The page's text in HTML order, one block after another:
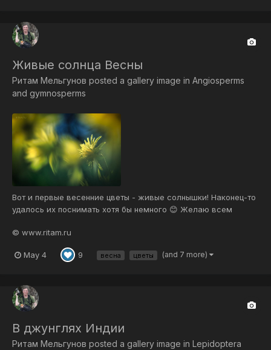
Живые солнца Весны
Ритам Мельгунов posted a gallery image in Angiosperms
and gymnosperms
Вот и первые весенние цветы - живые солнышки! Наконец-то
удалось их поснимать хотя бы немного 😊 Желаю всем
счастливой любви! 😊🌷🦋🌞 …И вдруг сквозь синие
волшебные туманы Тончайших флеров лепестки
затрепетали, В ветвистых сенях, чуть дыша...
© www.ritam.ru
May 4 9 весна цветы (and 7 more)
В джунглях Индии
Ритам Мельгунов posted a gallery image in Lepidoptera